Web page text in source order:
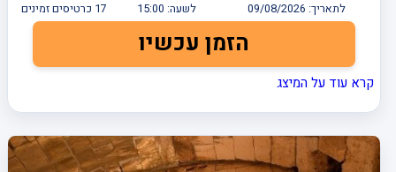
לתאריך: 09/08/2026 לשעה: 15:00
17 כרטיסים זמינים
הזמן עכשיו
קרא עוד על המיצג